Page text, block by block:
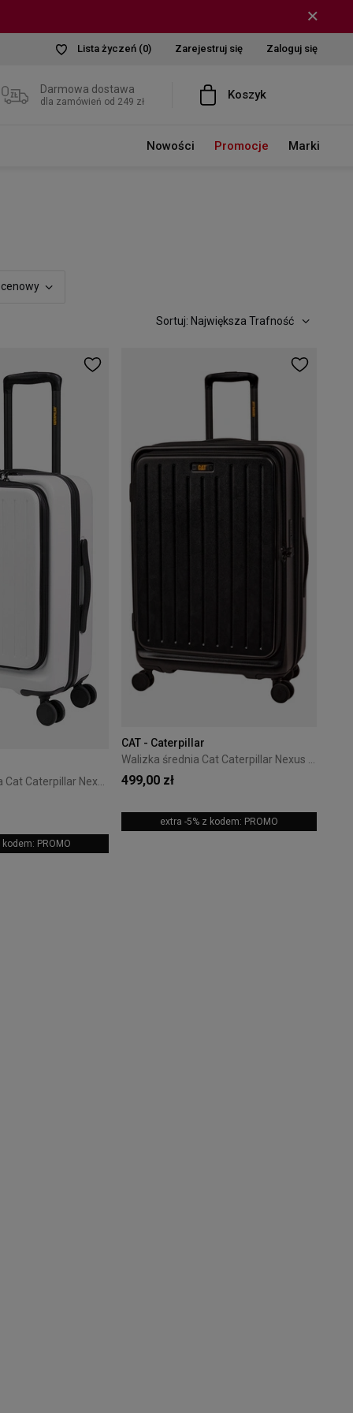
Lista życzeń (0) Zarejestruj się Zaloguj się
Darmowa dostawa
dla zamówień od 249 zł Koszyk
Nowości Promocje Marki
Sortuj: Największa Trafność
Walizka kabinowa Cat Caterpillar Nexus 55 cm White
PROMO
CAT - Caterpillar
499,00 zł
extra -5% z kodem: PROMO